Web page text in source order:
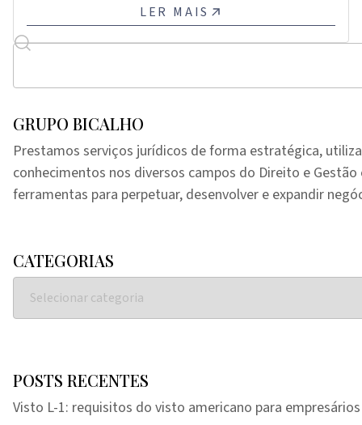
LER MAIS
GRUPO BICALHO
Prestamos serviços jurídicos de forma estratégica,
conhecimentos nos diversos campos do Direito e
ferramentas para perpetuar, desenvolver e expandir
CATEGORIAS
POSTS RECENTES
Visto L-1: requisitos do visto americano para empresários